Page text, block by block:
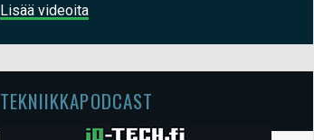
Lisää videoita
TEKNIIKKAPODCAST